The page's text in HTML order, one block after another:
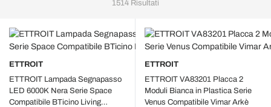
1514 Risultati
ETTROIT
ETTROIT Lampada Segnapasso
LED 6000K Nera Serie Space
Compatibile BTicino Living
ETTROIT
ETTROIT VA83201 Placca 2
Moduli Bianca in Plastica Serie
Venus Compatibile Vimar Arkè